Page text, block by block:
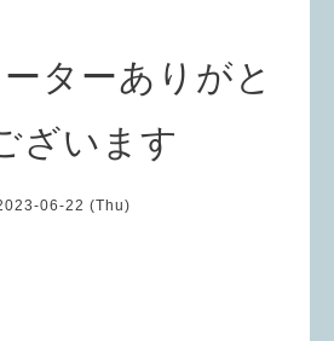
ターありがと
ざいます
06-22 (Thu)